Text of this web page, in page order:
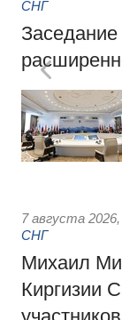
СНГ
Заседание
7 августа 2026,
СНГ
Михаил
Киргизии